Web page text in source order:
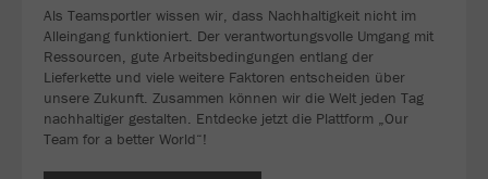
Als Teamsportler wissen wir, dass Nachhaltigkeit nicht im
Alleingang funktioniert. Der verantwortungsvolle Umgang mit
Ressourcen, gute Arbeitsbedingungen entlang der
Lieferkette und viele weitere Faktoren entscheiden über
unsere Zukunft. Zusammen können wir die Welt jeden Tag
nachhaltiger gestalten. Entdecke jetzt die Plattform „Our
Team for a better World“!